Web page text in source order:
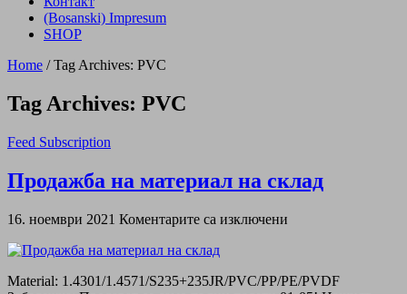
(Bosanski) Impresum
SHOP
Home /Tag Archives: PVC
Tag Archives: PVC
Feed Subscription
Продажба на материал на склад
16. ноември 2021 Коментарите са изключени
Material: 1.4301/1.4571/S235+235JR/PVC/PP/PE/PVDF